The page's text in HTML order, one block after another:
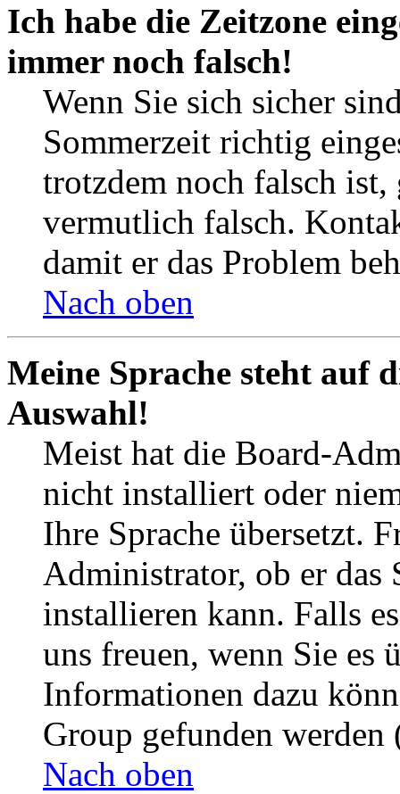
Ich habe die Zeitzone
immer noch falsch!
Wenn Sie sich sicher
Sommerzeit richtig
trotzdem noch falsch ist,
vermutlich falsch.
damit er das Problem
Nach oben
Meine Sprache steht auf
Auswahl!
Meist hat die Board-
nicht installiert oder
Ihre Sprache übersetzt.
Administrator, ob er das
installieren kann. Falls
uns freuen, wenn Sie es
Informationen dazu
Group gefunden
Nach oben